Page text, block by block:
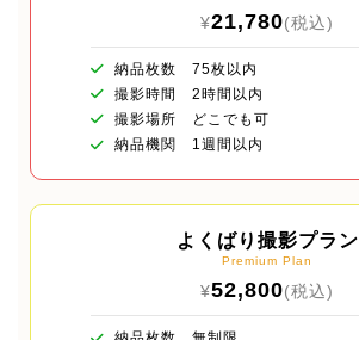
¥21,780(税込)
納品枚数 75枚以内
撮影時間 2時間以内
撮影場所 どこでも可
納品機関 1週間以内
よくばり撮影プラン
Premium Plan
¥52,800(税込)